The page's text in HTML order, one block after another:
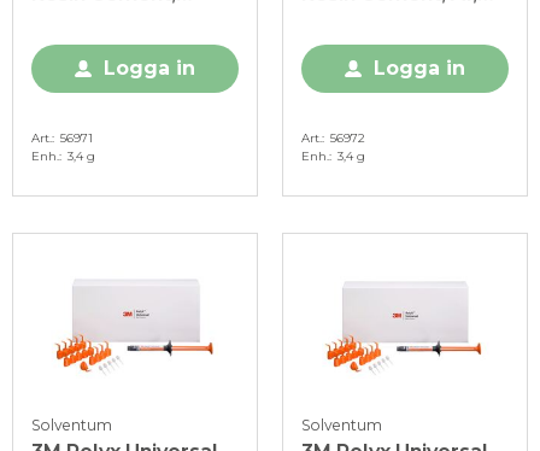
Logga in
Art. 56971
Enh. 3,4 g
Logga in
Art. 56972
Enh. 3,4 g
Solventum Solventum